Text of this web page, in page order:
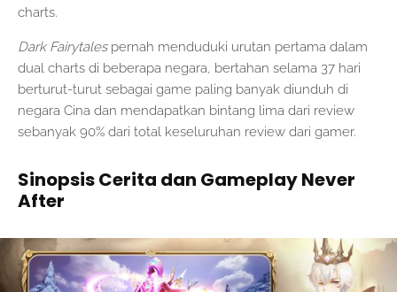
charts.
Dark Fairytalespernah menduduki urutan pertama dalam
dual charts di beberapa negara, bertahan selama 37 hari
berturut-turut sebagai game paling banyak diunduh di
negara Cina dan mendapatkan bintang lima dari review
sebanyak 90% dari total keseluruhan review dari gamer.
Sinopsis Cerita dan Gameplay Never
After